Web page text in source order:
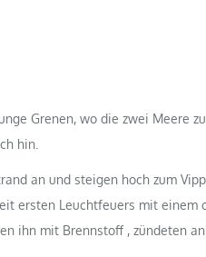
Grenen, wo die zwei Meere
hin.
an und steigen hoch zum
ersten Leuchtfeuers mit einem
ihn mit Brennstoff , zündeten